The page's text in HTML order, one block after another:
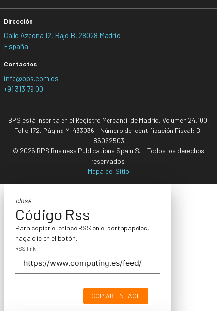
Dirección
Calle Azcona 12, Bajo B, 28028 Madrid
España
Contactos
info@bps.com.es
+91 313 79 00
BPS está inscrita en el Registro Mercantil de Madrid, Volumen 24.100,
Folio 172, Página M-433036 - Número de Identificación Fiscal: B-
85062503
© 2026 BPS Business Publications Spain S.L. Todos los derechos
reservados.
Mapa del Sitio
close
Código Rss
Para copiar el enlace RSS en el portapapeles,
haga clic en el botón.
RSS link
COPIAR ENLACE